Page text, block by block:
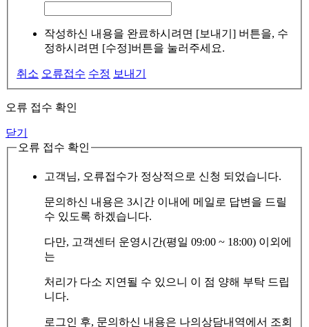
작성하신 내용을 완료하시려면 [보내기] 버튼을, 수
정하시려면 [수정]버튼을 눌러주세요.
취소 오류접수 수정 보내기
오류 접수 확인
닫기
오류 접수 확인
고객님, 오류접수가 정상적으로 신청 되었습니다.
문의하신 내용은 3시간 이내에 메일로 답변을 드릴
수 있도록 하겠습니다.
다만, 고객센터 운영시간(평일 09:00 ~ 18:00) 이외에
는
처리가 다소 지연될 수 있으니 이 점 양해 부탁 드립
니다.
로그인 후, 문의하신 내용은 나의상담내역에서 조회